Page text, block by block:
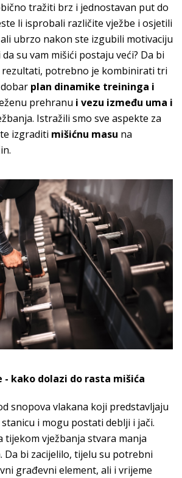
tražiti brz i jednostavan put do
li isprobali različite vježbe i osjetili
ubrzo nakon ste izgubili motivaciju
su vam mišići postaju veći? Da bi
potrebno je kombinirati tri
plan dinamike treininga i
prehranu i vezu između uma i
Istražili smo sve aspekte za
izgraditi mišićnu masu na
- kako dolazi do rasta mišića
snopova vlakana koji predstavljaju
i mogu postati deblji i jači.
tijekom vježbanja stvara manja
Da bi zacijelilo, tijelu su potrebni
građevni element, ali i vrijeme